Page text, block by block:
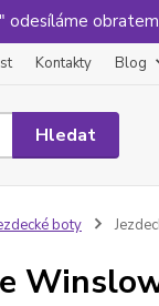
odesíláme
Kontakty Blog
Hledat
boty